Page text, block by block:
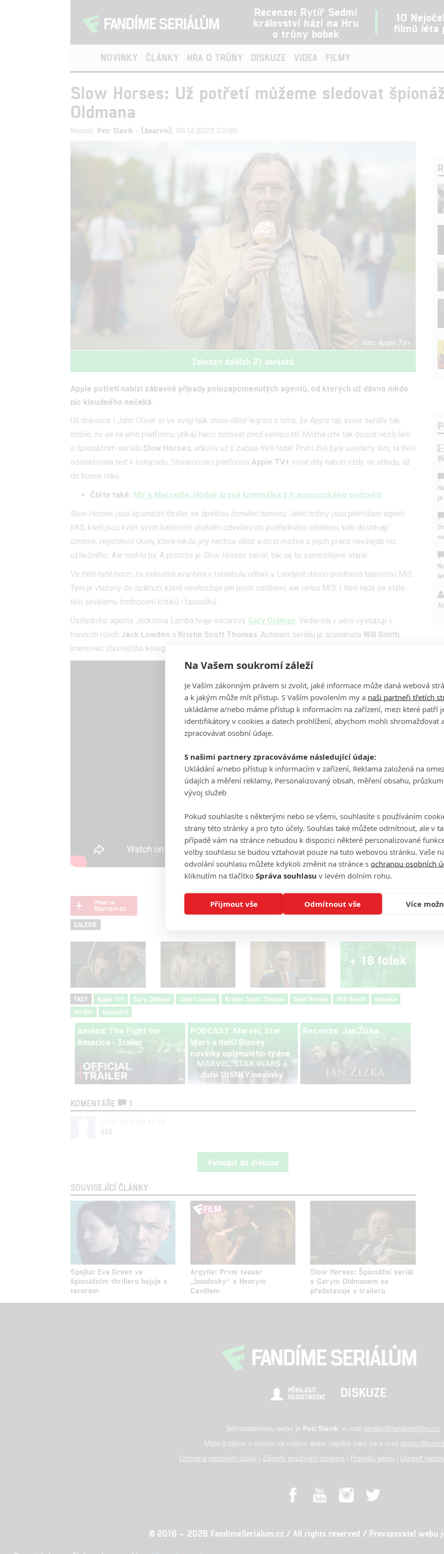
Recenze: Rytíř Sedmi
království hází na Hru
o trůny bobek
10
filmů léta
NOVINKY ČLÁNKY HRA O TRŮNY DISKUZE VIDEA FILMY
Slow Horses: Už potřetí můžeme sledovat
Oldmana
Napsal: Petr Slavík - (Anarvin) , 08.12.2023 23:00
Apple TV+
Zobrazit dalších 21 obrázků
Apple potřetí nabízí zábavné případy polozapomenutých agentů, od kterých už dávno nikdo
nic kloudného nečeká.
Už dokonce i John Oliver si ve svojí talk show dělal legraci z toho, že Apple tají svoje seriály tak
dobře, že se na jeho platformu utíkají herci schovat před veřejností. Možná jste tak dosud neslyšeli
o špionážním seriálu Slow Horses, ačkoliv už jí začala třetí řada! První dvě byly uvedeny loni, ta třetí
odstartovala teď v listopadu. Streamovací platforma Apple TV+ nové díly nabízí vždy ve středu, až
do konce roku.
Čtěte také: Mír v Marseille: Hodně drsná kriminálka z francouzského podsvětí
Slow Horses jsou špionážní thriller se špetkou černého humoru. Jeho hrdiny jsou přehlížení agenti
MI5, kteří jsou kvůli svým kariérním chybám odveleni do podřadného oddělení, kde dostávají
úmorné, repetitivní úkoly, které nikdo jiný nechce dělat a dost možná z jejich práce nevzejde nic
užitečného. Ale mohlo by. A protože je Slow Horses seriál, tak se to samozřejmě stane.
Ve třetí řadě hrozí, že milostná avantýra v Istanbulu odhalí v Londýně dávno pohřbená tajemství MI5.
Tým je vtažený do spiknutí, které neohrožuje jen jejich oddělení, ale celou MI5. I třetí řada se stále
těší skvělému hodnocení kritiků i fanoušků.
Ústředního agenta Jacksona Lamba hraje oscarový Gary Oldman. Vedle něj v sérii vystupují v
hlavních rolích Jack Lowden a Kristin Scott Thomas. Autorem seriálu je scenárista Will Smith,
jmenovec slavnějšího kolegy.
Podklady a foto: Apple TV+
GALERIE
+ 18 fotek
TAGY Apple TV+ Gary Oldman Jack Lowden Kristin Scott Thomas Slow Horses Will Smith
komedie
thriller
špionážní
Amend: The Fight for
America - Trailer
PODCAST: Marvel, Star
Wars a další Disney
novinky uplynulého týdne
Recenze: Jan Žižka
KOMENTÁŘE
1
555
Vstoupit do diskuze
SOUVISEJÍCÍ ČLÁNKY
Spojka: Eva Green ve
špionážním thrilleru bojuje s
terorem
Argylle: První teaser
„bondovky“ s Henrym
Cavillem
Slow Horses: Špionážní seriál
s Garym Oldmanem se
představuje v traileru
PŘIHLÁSIT
REGISTROVAT
DISKUZE
Šéfredaktorkou webu je Petr Slavík , e-mail serialy@fandimefilmu.cz
Máte-li zájem o inzerci na našem webu napište nám na e-mail
Ochrana osobních údajů
Zásady používání cookies Pravidla webu Upravit
© 2016 – 2026 FandimeSerialum.cz / All rights reserved / Provozovatel webu
Na Vašem soukromí záleží
Je Vaším zákonným právem si zvolit, jaké informace může daná webová
a k jakým může mít přístup. S Vaším povolením my a naši partneři třetích
ukládáme a/nebo máme přístup k informacím na zařízení, mezi které patří
identifikátory v cookies a datech prohlížení, abychom mohli shromažďovat
zpracovávat osobní údaje.
S našimi partnery zpracováváme následující údaje:
Ukládání a/nebo přístup k informacím v zařízení, Reklama založená na
údajích a měření reklamy, Personalizovaný obsah, měření obsahu,
vývoj služeb
Pokud souhlasíte s některými nebo se všemi, souhlasíte s používáním
strany této stránky a pro tyto účely. Souhlas také můžete odmítnout, ale v
případě vám na stránce nebudou k dispozici některé personalizované
volby souhlasu se budou vztahovat pouze na tuto webovou stránku. Vaše
odvolání souhlasu můžete kdykoli změnit na stránce s ochranou osobních
kliknutím na tlačítko Správa souhlasu v levém dolním rohu.
Přijmout vše Odmítnout vše Více